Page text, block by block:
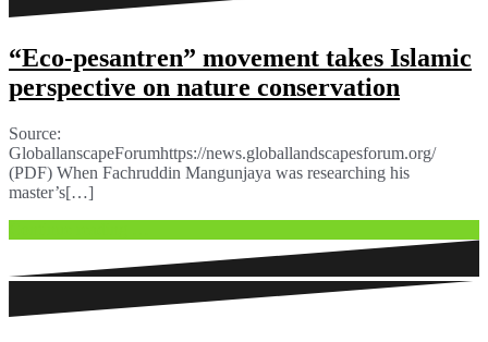
“Eco-pesantren” movement takes Islamic
perspective on nature conservation
Source:
GloballanscapeForumhttps://news.globallandscapesforum.org/
(PDF) When Fachruddin Mangunjaya was researching his
master’s[…]